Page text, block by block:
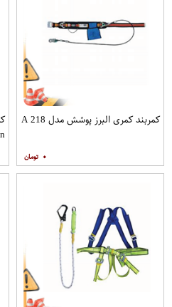
کمربند کمری البرز پوشش مدل A 218
۰